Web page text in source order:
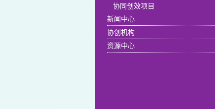
协同创效项目
新闻中心
协创机构
资源中心